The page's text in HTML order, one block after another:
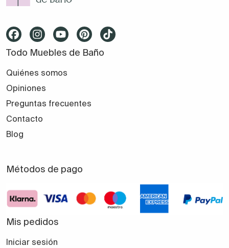
Todo Muebles de Baño
Quiénes somos
Opiniones
Preguntas frecuentes
Contacto
Blog
Métodos de pago
Mis pedidos
Iniciar sesión